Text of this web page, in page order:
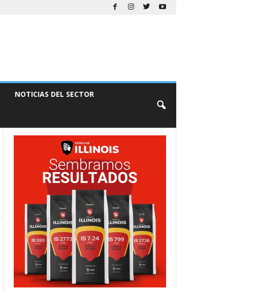
NOTICIAS DEL SECTOR